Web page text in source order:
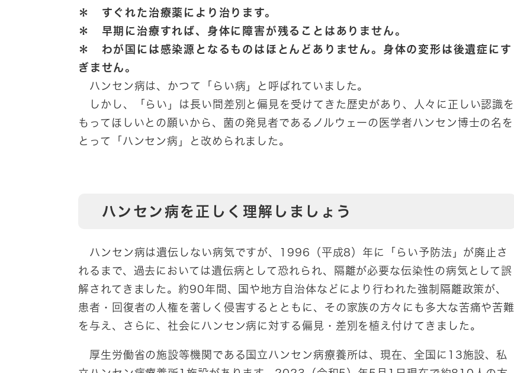
＊ すぐれた治療薬により治ります。
＊ 早期に治療すれば、身体に障害が残ることはありません。
＊ わが国には感染源となるものはほとんどありません。身体の変形は後遺症にす
ぎません。
ハンセン病は、かつて「らい病」と呼ばれていました。
しかし、「らい」は長い間差別と偏見を受けてきた歴史があり、人々に正しい認識を
もってほしいとの願いから、菌の発見者であるノルウェーの医学者ハンセン博士の名を
とって「ハンセン病」と改められました。
ハンセン病を正しく理解しましょう
ハンセン病は遺伝しない病気ですが、1996（平成8）年に「らい予防法」が廃止さ
れるまで、過去においては遺伝病として恐れられ、隔離が必要な伝染性の病気として誤
解されてきました。約90年間、国や地方自治体などにより行われた強制隔離政策が、
患者・回復者の人権を著しく侵害するとともに、その家族の方々にも多大な苦痛や苦難
を与え、さらに、社会にハンセン病に対する偏見・差別を植え付けてきました。
厚生労働省の施設等機関である国立ハンセン病療養所は、現在、全国に13施設、私